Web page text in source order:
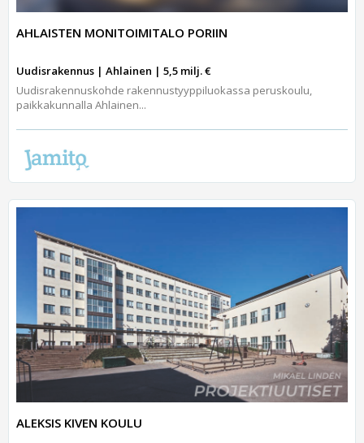
AHLAISTEN MONITOIMITALO PORIIN
Uudisrakennus | Ahlainen | 5,5 milj. €
Uudisrakennuskohde rakennustyyppiluokassa peruskoulu,
paikkakunnalla Ahlainen...
ALEKSIS KIVEN KOULU